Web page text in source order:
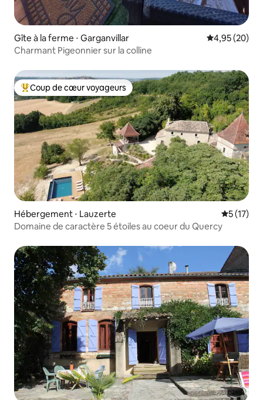
Gîte à la ferme ⋅ Garganvillar Évaluation
4,95 (20)
Charmant Pigeonnier sur la colline
Coups de cœur voyageurs les plus appréciés
Coup de cœur voyageurs
Hébergement ⋅ Lauzerte
5 (17)
Domaine de caractère 5 étoiles au coeur du Quercy